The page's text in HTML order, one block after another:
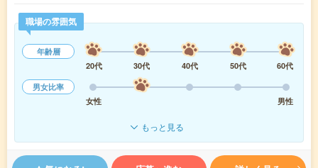
職場の雰囲気
年齢層
20代
30代 40代 50代
60代
男女比率
女性
男性
もっと見る